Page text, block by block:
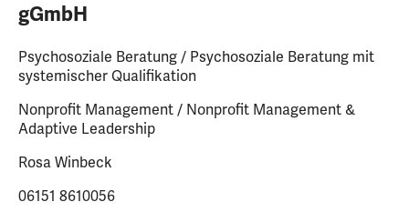
gGmbH
Psychosoziale Beratung / Psychosoziale Beratung mit
systemischer Qualifikation
Nonprofit Management / Nonprofit Management &
Adaptive Leadership
Rosa Winbeck
06151 8610056